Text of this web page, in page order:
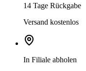
14 Tage Rückgabe
Versand kostenlos
In Filiale abholen